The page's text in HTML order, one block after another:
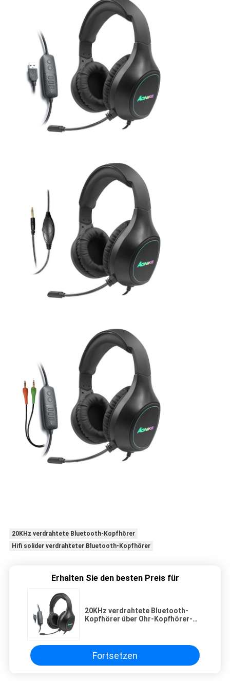
20KHz verdrahtete Bluetooth-Kopfhörer
Hifi solider verdrahteter Bluetooth-Kopfhörer
Erhalten Sie den besten Preis für
20KHz verdrahtete Bluetooth-
Kopfhörer über Ohr-Kopfhörer-
Fortsetzen